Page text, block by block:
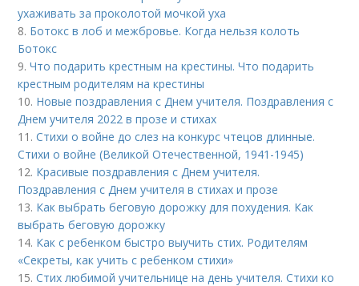
ухаживать за проколотой мочкой уха
8. Ботокс в лоб и межбровье. Когда нельзя колоть
Ботокс
9.Что подарить крестным на крестины. Что подарить
крестным родителям на крестины
10. Новые поздравления с Днем учителя. Поздравления с
Днем учителя 2022 в прозе и стихах
11.Стихи о войне до слез на конкурс чтецов длинные.
Стихи о войне (Великой Отечественной, 1941-1945)
12. Красивые поздравления с Днем учителя.
Поздравления с Днем учителя в стихах и прозе
13. Как выбрать беговую дорожку для похудения. Как
выбрать беговую дорожку
14. Как с ребенком быстро выучить стих. Родителям
«Секреты, как учить с ребенком стихи»
15.Стих любимой учительнице на день учителя. Стихи ко